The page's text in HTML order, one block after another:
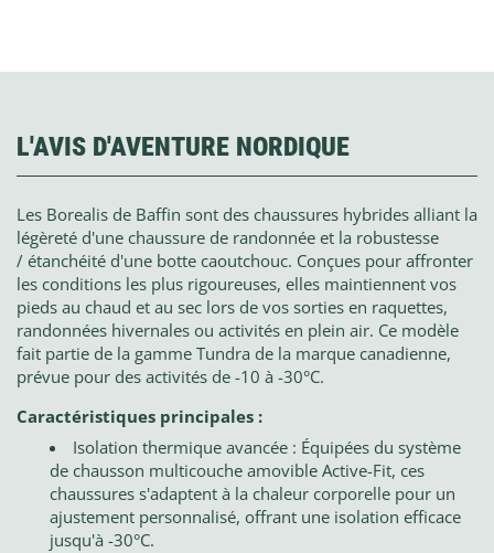
L'AVIS D'AVENTURE NORDIQUE
Les Borealis de Baffin sont des chaussures hybrides alliant la
légèreté d'une chaussure de randonnée et la robustesse
/ étanchéité d'une botte caoutchouc. Conçues pour affronter
les conditions les plus rigoureuses, elles maintiennent vos
pieds au chaud et au sec lors de vos sorties en raquettes,
randonnées hivernales ou activités en plein air. Ce modèle
fait partie de la gamme Tundra de la marque canadienne,
prévue pour des activités de -10 à -30°C.
Caractéristiques principales :
Isolation thermique avancée : Équipées du système
de chausson multicouche amovible Active-Fit, ces
chaussures s'adaptent à la chaleur corporelle pour un
ajustement personnalisé, offrant une isolation efficace
jusqu'à -30°C.